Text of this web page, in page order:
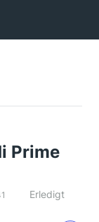
Prime
Erledigt